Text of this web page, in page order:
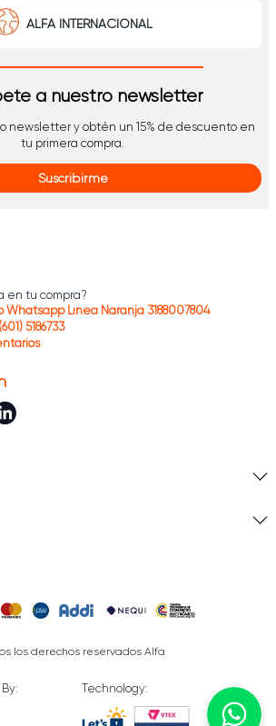
ALFA INTERNACIONAL
a nuestro newsletter
newsletter y obtén un 15% de descuento en
tu primera compra.
Suscribirme
en tu compra?
Whatsapp Línea Naranja 3188007804
5186733
los derechos reservados Alfa
Technology: